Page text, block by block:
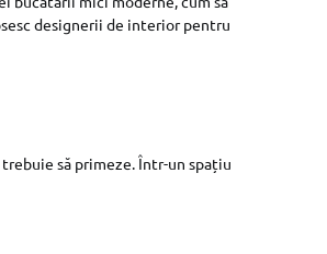
designerii de interior pentru
să primeze. Într-un spațiu